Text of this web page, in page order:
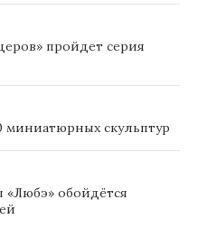
пройдет серия
миниатюрных скульптур
«Любэ» обойдётся